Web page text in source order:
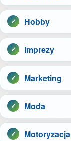
Hobby
Imprezy
Marketing
Moda
Motoryzacja